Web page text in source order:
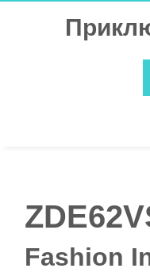
Fashion